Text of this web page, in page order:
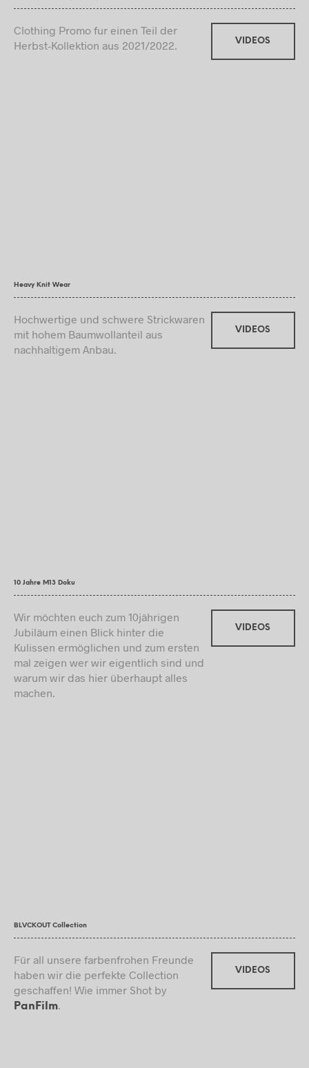
Clothing Promo fur einen Teil der
Herbst-Kollektion aus 2021/2022.
VIDEOS
Heavy Knit Wear
Hochwertige und schwere Strickwaren
mit hohem Baumwollanteil aus
nachhaltigem Anbau.
VIDEOS
10 Jahre M13 Doku
Wir möchten euch zum 10jährigen
Jubiläum einen Blick hinter die
Kulissen ermöglichen und zum ersten
mal zeigen wer wir eigentlich sind und
warum wir das hier überhaupt alles
machen.
VIDEOS
BLVCKOUT Collection
Für all unsere farbenfrohen Freunde
haben wir die perfekte Collection
geschaffen! Wie immer Shot by
PanFilm.
VIDEOS